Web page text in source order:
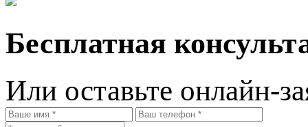
Бесплатная
Или оставьте онлайн-